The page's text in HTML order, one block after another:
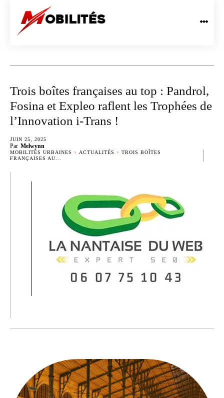
Trois boîtes françaises au top : Pandrol,
Fosina et Expleo raflent les Trophées de
l’Innovation i-Trans !
JUIN 25, 2025
Par Melwynn
MOBILITÉS URBAINES ACTUALITÉS
TROIS BOÎTES
FRANÇAISES AU...